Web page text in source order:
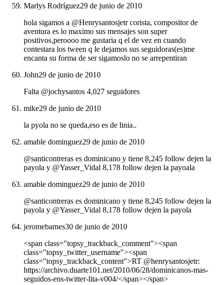
Marlys Rodríguez29 de junio de 2010
hola sigamos a @Henrysantosjetr corista, compositor de
aventura es lo maximo sus mensajes son super
positivos,peroooo me gustaria q el de vez en cuando
contestara los tween q le dejamos sus seguidoras(es)me
encanta su forma de ser sigamoslo no se arrepentiran
John29 de junio de 2010
Falta @jochysantos 4,027 seguidores
mike29 de junio de 2010
la pyola no se queda,eso es de linia..
amable dominguez29 de junio de 2010
@santicontreras es dominicano y tiene 8,245 follow dejen la
payola y @Yasser_Vidal 8,178 follow dejen la payoala
amable dominguez29 de junio de 2010
@santicontreras es dominicano y tiene 8,245 follow dejen la
payola y @Yasser_Vidal 8,178 follow dejen la payola
jeromebarnes30 de junio de 2010
<span class="topsy_trackback_comment"><span
class="topsy_twitter_username"><span
class="topsy_trackback_content">RT @henrysantosjetr:
https://archivo.duarte101.net/2010/06/28/dominicanos-mas-
seguidos-ens-twitter-lita-v004/</span></span>